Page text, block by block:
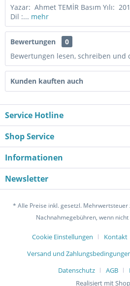
Yazar: Ahmet TEMİR Basım Yılı:
Dil :... mehr
Bewertungen
0
Bewertungen lesen, schreiben und
Kunden kauften auch
Service Hotline
Shop Service
Informationen
Newsletter
* Alle Preise inkl. gesetzl. Mehrwertsteuer
Nachnahmegebühren, wenn
Cookie Einstellungen Kontakt
Versand und
Datenschutz
AGB
Realisiert mit